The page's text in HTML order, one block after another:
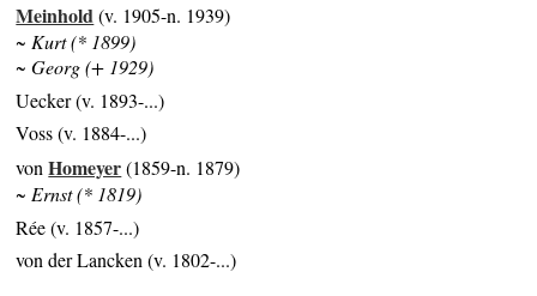
Meinhold(v. 1905-n. 1939)
~ Kurt (* 1899)
~ Georg (+ 1929)
Uecker (v. 1893-...)
Voss (v. 1884-...)
vonHomeyer(1859-n. 1879)
~ Ernst (* 1819)
Rée (v. 1857-...)
von der Lancken (v. 1802-...)